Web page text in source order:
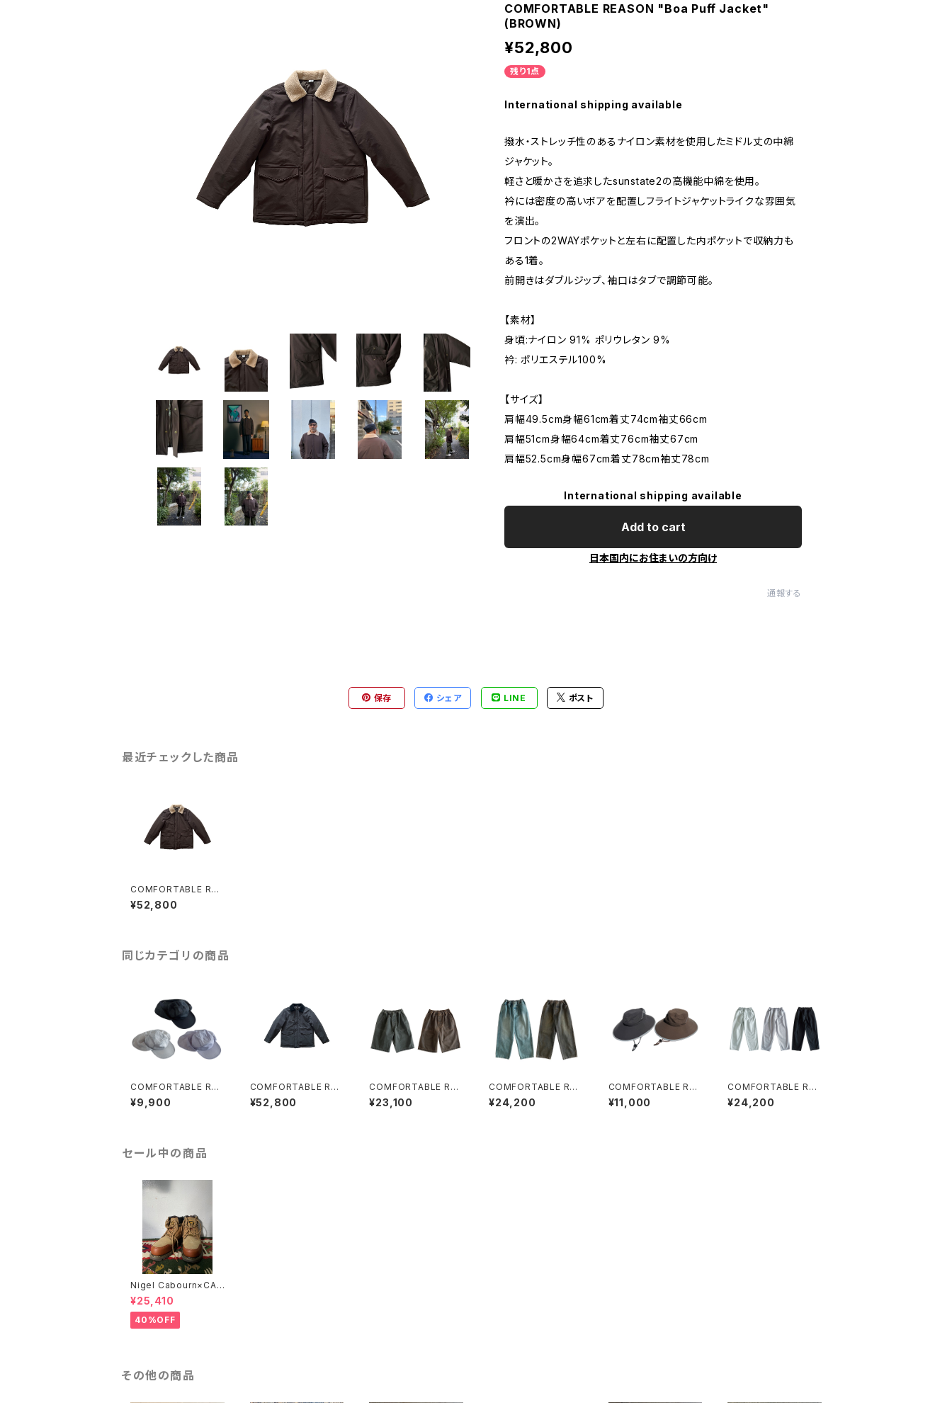
COMFORTABLE REASON "Boa Puﬀ Jacket"
(BROWN)
¥52,800
残り1点
International shipping available
撥水・ストレッチ性のあるナイロン素材を使用したミドル丈の中綿
ジャケット。
軽さと暖かさを追求したsunstate2の高機能中綿を使用。
衿には密度の高いボアを配置しフライトジャケットライクな雰囲気
を演出。
フロントの2WAYポケットと左右に配置した内ポケットで収納力も
ある1着。
前開きはダブルジップ、袖口はタブで調節可能。
【素材】
身頃:ナイロン 91% ポリウレタン 9%
衿: ポリエステル100%
【サイズ】
肩幅49.5cm身幅61cm着丈74cm袖丈66cm
肩幅51cm身幅64cm着丈76cm袖丈67cm
肩幅52.5cm身幅67cm着丈78cm袖丈78cm
International shipping available
Add to cart
日本国内にお住まいの方向け
通報する
保存 シェア LINE ポスト
最近チェックした商品
COMFORTABLE REA
SON "Boa Puﬀ Jack
et"(BROWN)
¥52,800
同じカテゴリの商品
COMFORTABLE REA
SON "Paper Rip Sha
de Cap"
¥9,900
COMFORTABLE REA
SON "Boa Puﬀ Jack
et"(CHARCOAL)
¥52,800
COMFORTABLE REA
SON "Botanical Wax
Aging Shorts"
¥23,100
COMFORTABLE REA
SON "Fade Straight
Denim"
¥24,200
COMFORTABLE REA
SON "Sun Shade Ha
t"
¥11,000
COMFORTABLE REA
SON "Surface Dyed
Denim"
¥24,200
セール中の商品
Nigel Cabourn×CAT
"UTAH"/BROWN
¥25,410
40%OFF
その他の商品